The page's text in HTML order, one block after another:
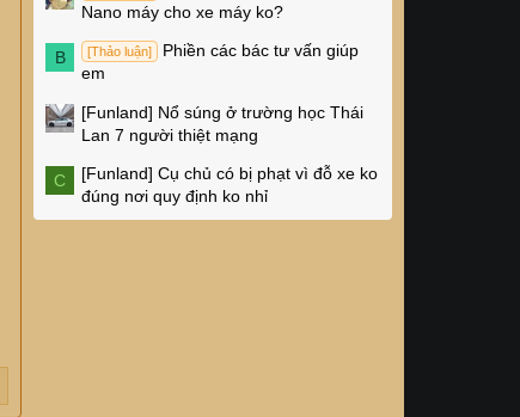
Nano máy cho xe máy ko?
B [Thảo luận]
Phiền các bác tư vấn giúp
em
[Funland] Nổ súng ở trường học Thái
Lan 7 người thiệt mạng
C [Funland] Cụ chủ có bị phạt vì đỗ xe ko
đúng nơi quy định ko nhỉ